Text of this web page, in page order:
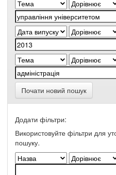
Почати новий пошук
Додати фільтри:
Використовуйте фільтри для
пошуку.